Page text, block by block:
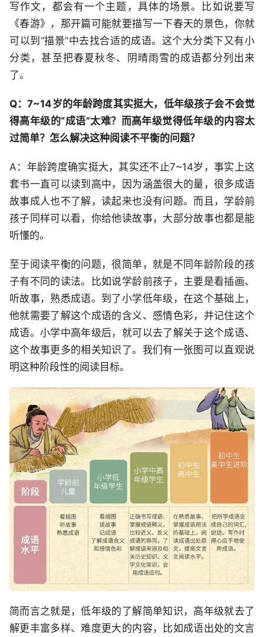
写作文，都会有一个主题，具体的场景。比如说要写
《春游》，那开篇可能就要描写一下春天的景色，你就
可以到“描景”中去找合适的成语。这个大分类下又有小
分类，甚至把春夏秋冬、阴晴雨雪的成语都分列出来
了。
Q：7~14岁的年龄跨度其实挺大，低年级孩子会不会觉
得高年级的“成语”太难？而高年级觉得低年级的内容太
过简单？怎么解决这种阅读不平衡的问题？
A：年龄跨度确实挺大，其实还不止7~14岁，事实上这
套书一直可以读到高中，因为涵盖很大的量，很多成语
故事成人也不了解，读起来也没有问题。而且，学龄前
孩子同样可以看，你给他读故事，大部分故事也都是能
听懂的。
至于阅读平衡的问题，很简单，就是不同年龄阶段的孩
子有不同的读法。比如说学龄前孩子，主要是看插画、
听故事，熟悉成语。到了小学低年级，在这个基础上，
他就需要了解这个成语的含义、感情色彩，并记住这个
成语。小学中高年级后，就可以去了解关于这个成语、
这个故事更多的相关知识了。我们有一张图可以直观说
明这种阶段性的阅读目标。
简而言之就是，低年级的了解简单知识，高年级就去了
解更丰富多样、难度更大的内容，比如成语出处的文言